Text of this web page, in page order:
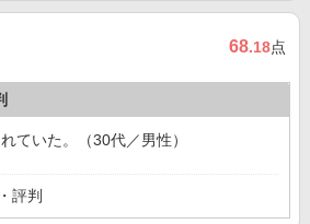
68.18点
ていた。（30代／男性）
評判